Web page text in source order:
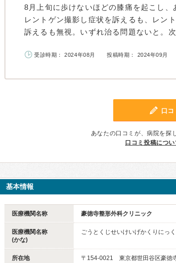
8月上旬に歩けないほどの膝痛を起こし、
レントゲン撮影し症状を訴えるも、レン
訴えるも無視。いずれ治る問題ないと。
受診時期： 2024年08月 投稿時期： 2024年09月
口
あなたの口コミが、病院を探
口コミ投稿につ
基本情報
医療機関名称 豪徳寺整形外科クリニック
医療機関名称
(かな)
ごうとくじせいけいげかくりにっく
所在地 〒154-0021 東京都世田谷区豪徳